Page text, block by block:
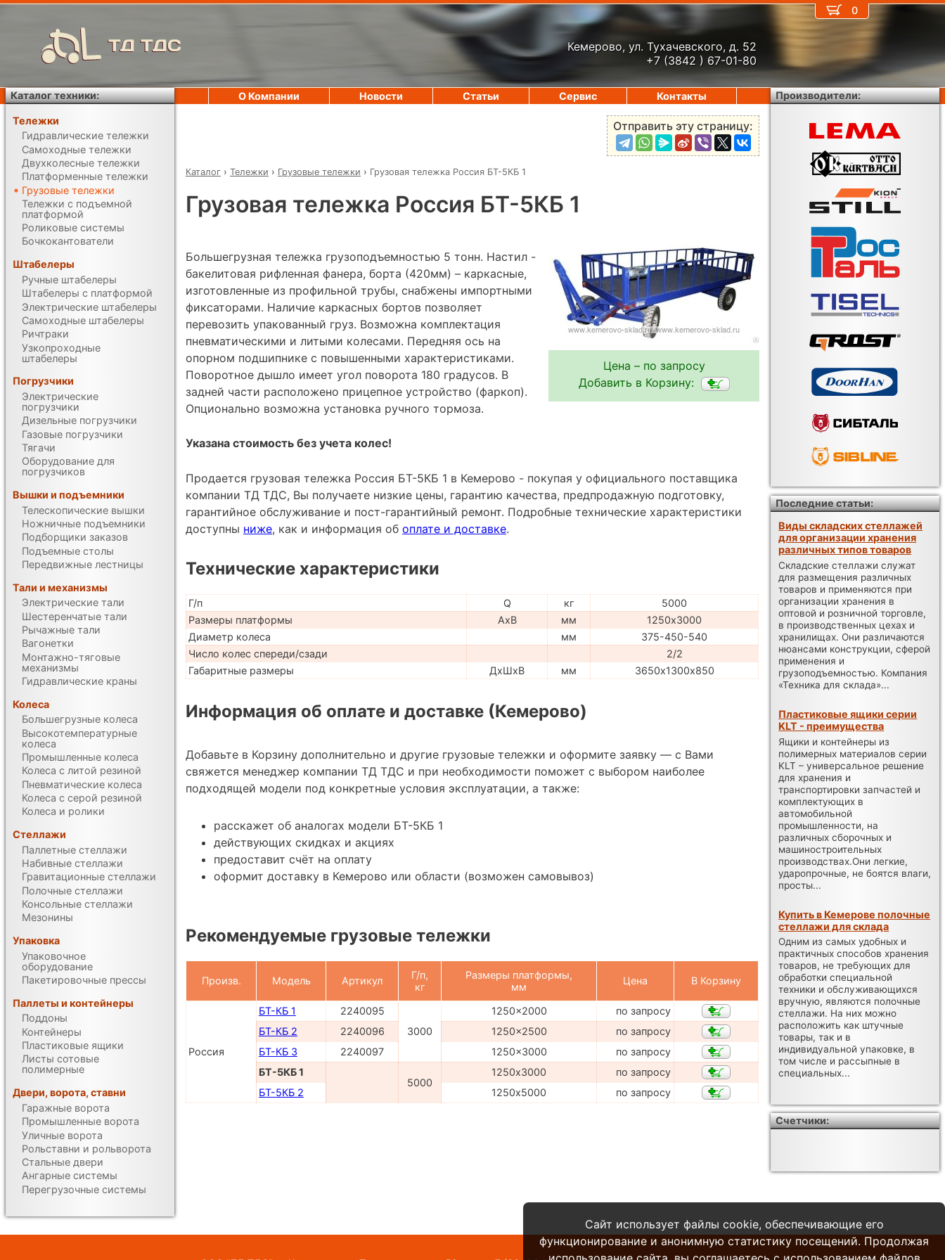
ТД ТДС
Кемерово, ул. Тухачевского, д. 52
+7 (3842 ) 67-01-80
Отправить эту страницу:
Каталог › Тележки › Грузовые тележки › Грузовая тележка Россия БТ-5КБ 1
Грузовая тележка Россия БТ-5КБ 1
Цена – по запросу
Добавить в Корзину:
Большегрузная тележка грузоподъемностью 5 тонн. Настил -
бакелитовая рифленная фанера, борта (420мм) – каркасные,
изготовленные из профильной трубы, снабжены импортными
фиксаторами. Наличие каркасных бортов позволяет
перевозить упакованный груз. Возможна комплектация
пневматическими и литыми колесами. Передняя ось на
опорном подшипнике с повышенными характеристиками.
Поворотное дышло имеет угол поворота 180 градусов. В
задней части расположено прицепное устройство (фаркоп).
Опционально возможна установка ручного тормоза.
Указана стоимость без учета колес!
Продается грузовая тележка Россия БТ-5КБ 1 в Кемерово - покупая у официального поставщика
компании ТД ТДС, Вы получаете низкие цены, гарантию качества, предпродажную подготовку,
гарантийное обслуживание и пост-гарантийный ремонт. Подробные технические характеристики
доступны ниже, как и информация об оплате и доставке.
Технические характеристики
Г/п Q кг
5000
Размеры платформы
AxB мм
1250х3000
Диаметр колеса
мм
375-450-540
Число колес спереди/сзади
2/2
Габаритные размеры
ДхШхВ мм 3650х1300х850
Информация об оплате и доставке (Кемерово)
Добавьте в Корзину дополнительно и другие грузовые тележки и оформите заявку — с Вами
свяжется менеджер компании ТД ТДС и при необходимости поможет с выбором наиболее
подходящей модели под конкретные условия эксплуатации, а также:
расскажет об аналогах модели БТ-5КБ 1
действующих скидках и акциях
предоставит счёт на оплату
оформит доставку в Кемерово или области (возможен самовывоз)
Рекомендуемые грузовые тележки
Произв. Модель Артикул
Г/п,
кг
Размеры платформы,
мм
Цена В Корзину
Россия
БТ-КБ 1
2240095
3000
1250x2000
по запросу
БТ-КБ 2
2240096 1250x2500
по запросу
БТ-КБ 3
2240097 1250x3000
по запросу
БТ-5КБ 1
5000
1250х3000
по запросу
БТ-5КБ 2
1250х5000 по запросу
0
О Компании Новости Статьи Сервис Контакты
Каталог техники:
Тележки
Гидравлические тележки
Самоходные тележки
Двухколесные тележки
Платформенные тележки
Грузовые тележки
Тележки с подъемной
платформой
Роликовые системы
Бочкокантователи
Штабелеры
Ручные штабелеры
Штабелеры с платформой
Электрические штабелеры
Самоходные штабелеры
Ричтраки
Узкопроходные
штабелеры
Погрузчики
Электрические
погрузчики
Дизельные погрузчики
Газовые погрузчики
Тягачи
Оборудование для
погрузчиков
Вышки и подъемники
Телескопические вышки
Ножничные подъемники
Подборщики заказов
Подъемные столы
Передвижные лестницы
Тали и механизмы
Электрические тали
Шестеренчатые тали
Рычажные тали
Вагонетки
Монтажно-тяговые
механизмы
Гидравлические краны
Колеса
Большегрузные колеса
Высокотемпературные
колеса
Промышленные колеса
Колеса с литой резиной
Пневматические колеса
Колеса с серой резиной
Колеса и ролики
Стеллажи
Паллетные стеллажи
Набивные стеллажи
Гравитационные стеллажи
Полочные стеллажи
Консольные стеллажи
Мезонины
Упаковка
Упаковочное
оборудование
Пакетировочные прессы
Паллеты и контейнеры
Поддоны
Контейнеры
Пластиковые ящики
Листы сотовые
полимерные
Двери, ворота, ставни
Гаражные ворота
Промышленные ворота
Уличные ворота
Рольставни и рольворота
Стальные двери
Ангарные системы
Перегрузочные системы
Производители:
Последние статьи:
Виды складских стеллажей
для организации хранения
различных типов товаров
Складские стеллажи служат
для размещения различных
товаров и применяются при
организации хранения в
оптовой и розничной торговле,
в производственных цехах и
хранилищах. Они различаются
нюансами конструкции, сферой
применения и
грузоподъемностью. Компания
«Техника для склада»...
Пластиковые ящики серии
KLT - преимущества
Ящики и контейнеры из
полимерных материалов серии
KLT – универсальное решение
для хранения и
транспортировки запчастей и
комплектующих в
автомобильной
промышленности, на
различных сборочных и
машиностроительных
производствах.Они легкие,
ударопрочные, не боятся влаги,
просты...
Купить в Кемерове полочные
стеллажи для склада
Одним из самых удобных и
практичных способов хранения
товаров, не требующих для
обработки специальной
техники и обслуживающихся
вручную, являются полочные
стеллажи. На них можно
расположить как штучные
товары, так и в
индивидуальной упаковке, в
том числе и рассыпные в
специальных...
Счетчики:
Сайт использует файлы cookie, обеспечивающие его
функционирование и анонимную статистику посещений. Продолжая